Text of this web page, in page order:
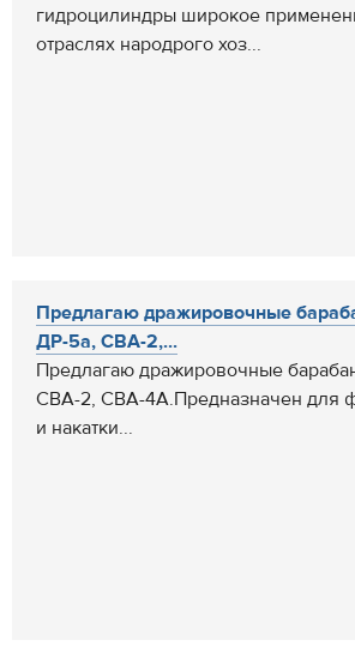
гидроцилиндры широкое
отраслях народрого хоз...
Предлагаю дражировочные
ДР-5а, СВА-2,...
Предлагаю дражировочные
СВА-2, СВА-4А.Предназначен для
и накатки...